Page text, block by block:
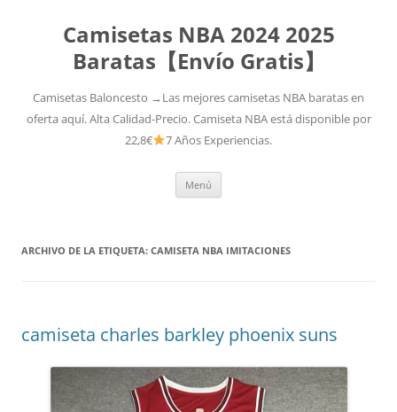
Camisetas NBA 2024 2025
Baratas【Envío Gratis】
Camisetas Baloncesto →Las mejores camisetas NBA baratas en
oferta aquí. Alta Calidad-Precio. Camiseta NBA está disponible por
22,8€
7 Años Experiencias.
Menú
ARCHIVO DE LA ETIQUETA: CAMISETA NBA IMITACIONES
camiseta charles barkley phoenix suns